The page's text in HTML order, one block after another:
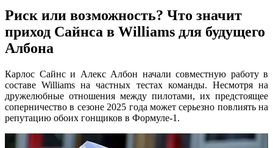
Риск или возможность? Что значит
приход Сайнса в Williams для будущего
Албона
Карлос Сайнс и Алекс Албон начали совместную работу в
составе Williams на частных тестах команды. Несмотря на
дружелюбные отношения между пилотами, их предстоящее
соперничество в сезоне 2025 года может серьезно повлиять на
репутацию обоих гонщиков в Формуле-1.